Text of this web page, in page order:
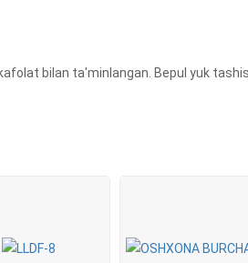
bilan ta'minlangan. Bepul yuk